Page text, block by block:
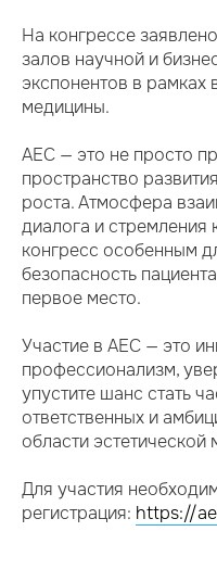
На конгрессе
залов научной и
экспонентов в рамках
медицины.
AEC — это не просто
пространство
роста. Атмосфера
диалога и стремления
конгресс особенным
безопасность
первое место.
Участие в AEC — это
профессионализм,
упустите шанс стать
ответственных и
области эстетической
Для участия
регистрация: https://